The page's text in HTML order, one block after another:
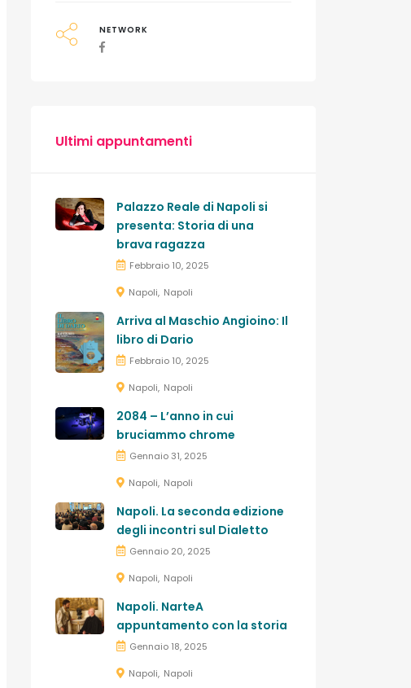
NETWORK
Ultimi appuntamenti
Palazzo Reale di Napoli si
presenta: Storia di una
brava ragazza
Febbraio 10, 2025
Napoli Napoli
Arriva al Maschio Angioino: Il
libro di Dario
Febbraio 10, 2025
Napoli Napoli
2084 – L’anno in cui
bruciammo chrome
Gennaio 31, 2025
Napoli Napoli
Napoli. La seconda edizione
degli incontri sul Dialetto
Gennaio 20, 2025
Napoli Napoli
Napoli. NarteA
appuntamento con la storia
Gennaio 18, 2025
Napoli Napoli